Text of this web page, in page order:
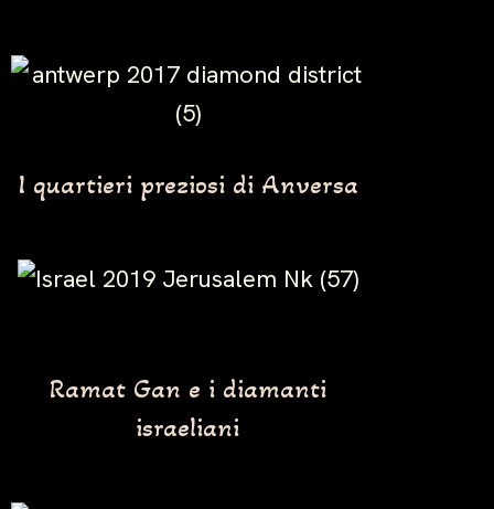
I quartieri preziosi di Anversa
Ramat Gan e i diamanti
israeliani